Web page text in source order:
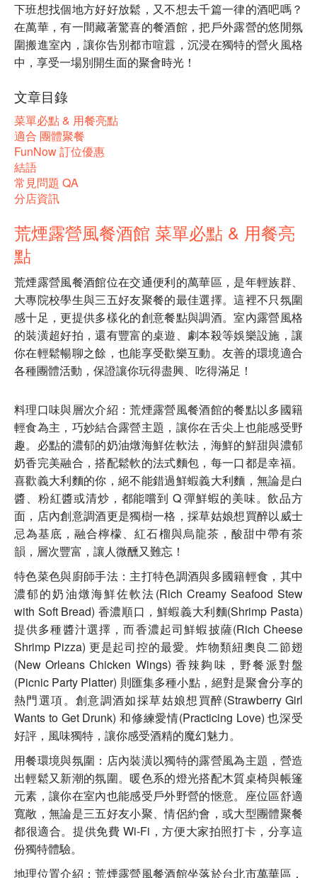
下班想找個地方好好放鬆，又不想去千篇一律的酒吧嗎？
在萬華，有一間藏著驚喜的餐酒館，把戶外露營的悠閒氛
圍搬進室內，讓你告別都市喧囂，沉浸在獨特的營火風格
中，享受一場別開生面的聚會時光！
文章目錄
菜單必點 & 用餐亮點
適合 團體聚餐
FunNow 訂位優惠
結語
常見問題 QA
分店資訊
荒煙露營風餐酒館 菜單必點 & 用餐亮
點
荒煙露營風餐酒館位在交通便利的萬華區，是年輕族群、
大專院校學生與三五好友聚餐的最佳選擇。這裡不只氛圍
感十足，更提供多樣化的創意餐點與調酒。室內露營風格
的裝潢超好拍，還有豐富的桌遊、劇本殺等娛樂設施，讓
你在輕鬆暢聊之餘，也能享受歡樂互動。友善的環境適合
各種團體活動，保證讓你玩得盡興、吃得滿足！
料理口味與層次介紹：荒煙露營風餐酒館的餐點以多國籍
輕食為主，巧妙結合露營主題，讓你在舌尖上也能感受野
趣。必點的濃郁的奶油燉海鮮佐軟法，海鮮的鮮甜與濃郁
奶香完美融合，搭配鬆軟的法式麵包，每一口都是幸福。
喜歡義大利麵的你，絕不能錯過鮮蝦義大利麵，無論是白
醬、粉紅醬或清炒，都能嚐到 Q 彈鮮蝦的美味。飲品方
面，店內創意調酒更是獨樹一格，採草姑娘想買醉以威士
忌為基底，融合檸檬、紅石榴與烏龍茶，酸甜中帶有茶
韻，層次豐富，讓人微醺又難忘！
特色菜色與廚師手法：主打特色調酒與多國籍輕食，其中
濃郁的奶油燉海鮮佐軟法(Rich Creamy Seafood Stew
with Soft Bread) 香濃順口，鮮蝦義大利麵(Shrimp Pasta)
提供多種醬汁選擇，而香濃起司鮮蝦披薩(Rich Cheese
Shrimp Pizza) 更是起司控的最愛。炸物類紐奧良二節翅
(New Orleans Chicken Wings) 香辣夠味，野餐派對盤
(Picnic Party Platter) 則匯集多種小點，絕對是聚會分享的
熱門選項。創意調酒如採草姑娘想買醉(Strawberry Girl
Wants to Get Drunk) 和修練愛情(Practicing Love) 也深受
好評，風味獨特，讓你感受酒精的魔幻魅力。
用餐環境與氛圍：店內裝潢以獨特的露營風為主題，營造
出輕鬆又新潮的氛圍。暖色系的燈光搭配木質桌椅與帳篷
元素，讓你在室內也能感受戶外野營的愜意。座位區舒適
寬敞，無論是三五好友小聚、情侶約會，或大型團體聚餐
都很適合。提供免費 Wi-Fi，方便大家拍照打卡，分享這
份獨特體驗。
地理位置介紹：荒煙露營風餐酒館坐落於台北市萬華區，